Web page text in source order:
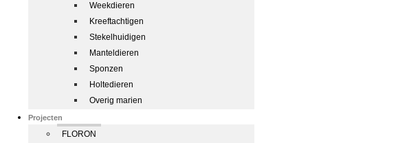
Weekdieren
Kreeftachtigen
Stekelhuidigen
Manteldieren
Sponzen
Holtedieren
Overig marien
Projecten
FLORON